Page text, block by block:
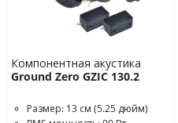
Компонентная акустика
Ground Zero GZIC 130.2
Размер: 13 см (5.25 дюйм)